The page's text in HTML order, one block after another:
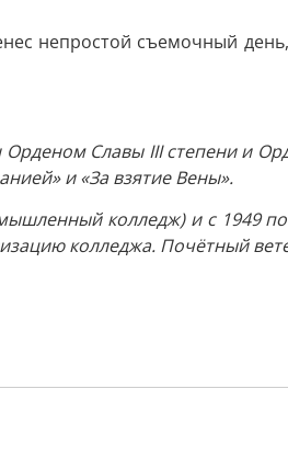
непростой съемочный
Славы III степени и
и «За взятие Вены».
колледж) и с 1949 по
колледжа. Почётный